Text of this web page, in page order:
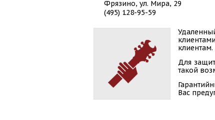
Фрязино, ул. Мира, 29
(495) 128-95-59
Мытищи, ул. Борисовка, 24
(495) 128-95-59
СДЭК
Зеленоград, ГП Андреевка,
24Д
клиентам.
Для
такой
Вас